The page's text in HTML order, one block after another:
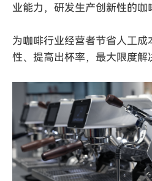
业能力，研发生产创新性的咖
为咖啡行业经营者节省人工
性、提高出杯率，最大限度解